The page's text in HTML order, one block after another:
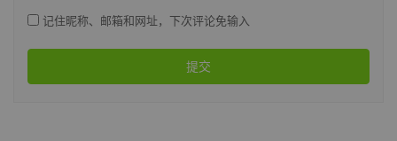
记住昵称、邮箱和网址，下次评论免输入
提交